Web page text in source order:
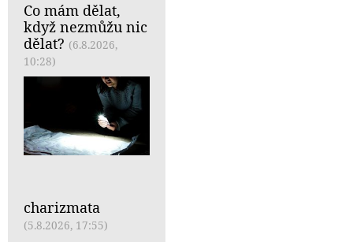
Co mám dělat,
když nezmůžu nic
dělat? (6.8.2026,
10:28)
charizmata
(5.8.2026, 17:55)